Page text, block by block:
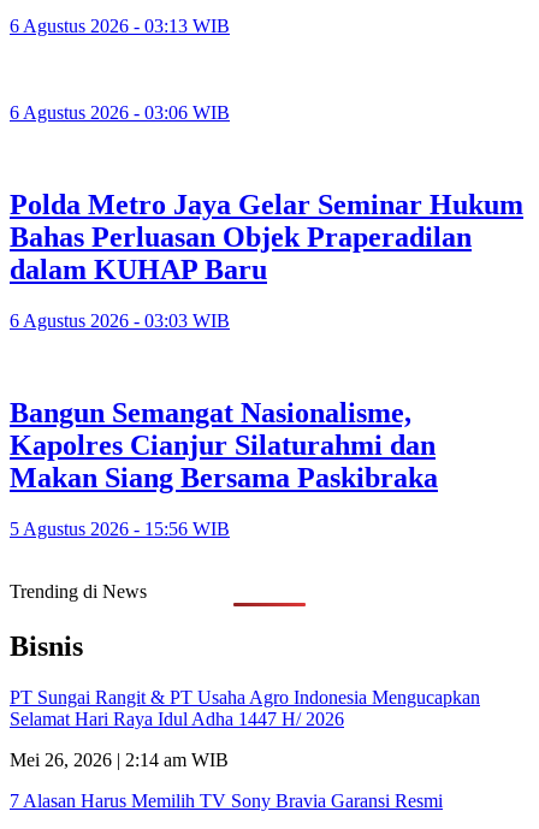
6 Agustus 2026 - 03:13 WIB
6 Agustus 2026 - 03:06 WIB
Polda Metro Jaya Gelar Seminar Hukum
Bahas Perluasan Objek Praperadilan
dalam KUHAP Baru
6 Agustus 2026 - 03:03 WIB
Bangun Semangat Nasionalisme,
Kapolres Cianjur Silaturahmi dan
Makan Siang Bersama Paskibraka
5 Agustus 2026 - 15:56 WIB
Trending di News
Bisnis
PT Sungai Rangit & PT Usaha Agro Indonesia Mengucapkan
Selamat Hari Raya Idul Adha 1447 H/ 2026
Mei 26, 2026 | 2:14 am WIB
7 Alasan Harus Memilih TV Sony Bravia Garansi Resmi